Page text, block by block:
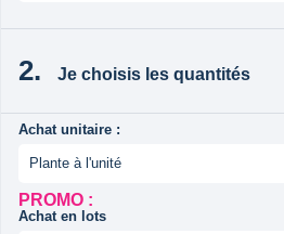
Je choisis les quantités
Achat unitaire :
Plante à l'unité
PROMO :
Achat en lots